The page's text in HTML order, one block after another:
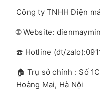
Công ty TNHH Điện
🌐 Website:
☎️ Hotline (đt/
🏠 Trụ sở chính : Số
Hoàng Mai, Hà Nội